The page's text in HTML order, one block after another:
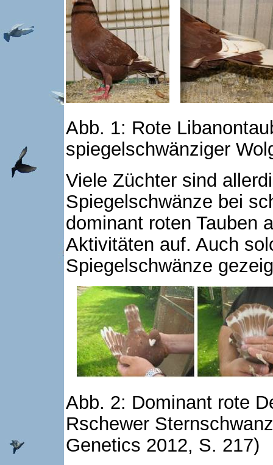
Abb. 1: Rote
spiegelschwänziger
Viele Züchter sind
Spiegelschwänze bei
dominant roten Tauben
Aktivitäten auf. Auch
Spiegelschwänze
Abb. 2: Dominant rote
Rschewer
Genetics 2012, S. 217)